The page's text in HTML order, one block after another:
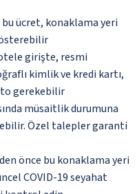
ücret, konaklama yeri
girişte, resmi
kimlik ve kredi kartı,
gerekebilir
müsaitlik durumuna
Özel talepler garanti
önce bu konaklama yeri
COVID-19 seyahat